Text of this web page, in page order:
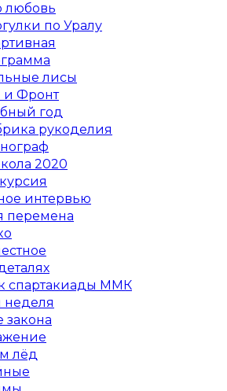
любовь
по Уралу
лисы
и Фронт
год
рукоделия
2020
интервью
перемена
спартакиады ММК
неделя
закона
лёд